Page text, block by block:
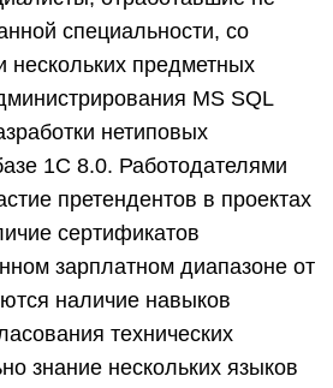
специальности, со
нескольких предметных
MS SQL
нетиповых
1С 8.0. Работодателями
претендентов в проектах
сертификатов
зарплатном диапазоне от
наличие навыков
технических
знание нескольких языков